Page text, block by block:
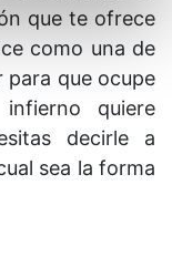
que te ofrece
como una de
para que ocupe
quiere
decirle a
sea la forma